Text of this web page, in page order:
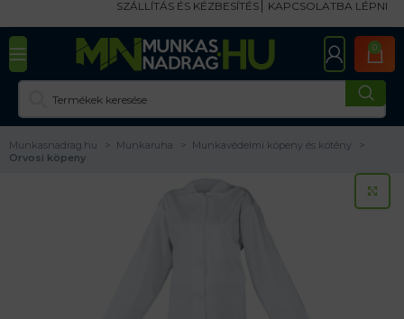
SZÁLLÍTÁS ÉS KÉZBESÍTÉS KAPCSOLATBA LÉPNI
0
Munkasnadrag.hu Munkaruha
Munkavédelmi köpeny és kötény
Orvosi köpeny